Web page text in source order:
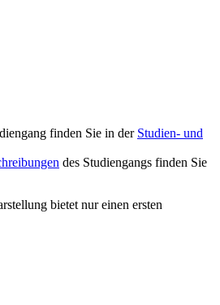
finden Sie in der Studien- und
des Studiengangs finden Sie
bietet nur einen ersten